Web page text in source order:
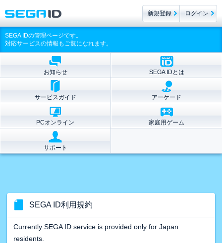
SEGA IDの管理ページです。
対応サービスの情報もご覧になれます。
お知らせ SEGA IDとは
サービスガイド アーケード
PCオンライン 家庭用ゲーム
サポート
SEGA ID利用規約
Currently SEGA ID service is provided only for Japan
residents.
新規登録 ログイン